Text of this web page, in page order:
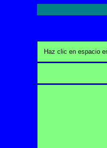
Haz clic en espacio